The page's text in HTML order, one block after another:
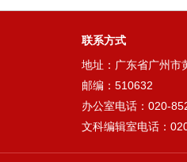
联系方式
地址：广东省广州市
邮编：510632
办公室电话：020-
文科编辑室电话：